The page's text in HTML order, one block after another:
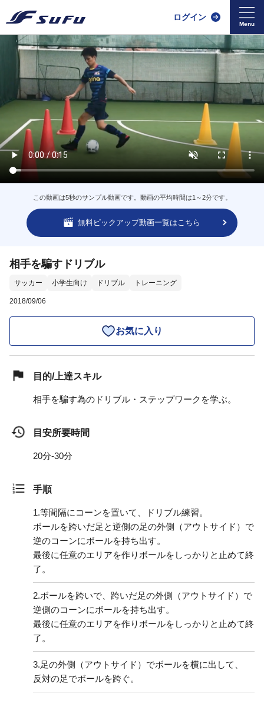
ログイン
この動画は5秒のサンプル動画です。動画の平均時間は1～2分です。
無料ピックアップ動画一覧はこちら
相手を騙すドリブル
サッカー 小学生向け ドリブル トレーニング
2018/09/06
お気に入り
目的/上達スキル
相手を騙す為のドリブル・ステップワークを学ぶ。
目安所要時間
20分-30分
手順
1.等間隔にコーンを置いて、ドリブル練習。
ボールを跨いだ足と逆側の足の外側（アウトサイド）で
逆のコーンにボールを持ち出す。
最後に任意のエリアを作りボールをしっかりと止めて終
了。
2.ボールを跨いで、跨いだ足の外側（アウトサイド）で
逆側のコーンにボールを持ち出す。
最後に任意のエリアを作りボールをしっかりと止めて終
了。
3.足の外側（アウトサイド）でボールを横に出して、
反対の足でボールを跨ぐ。